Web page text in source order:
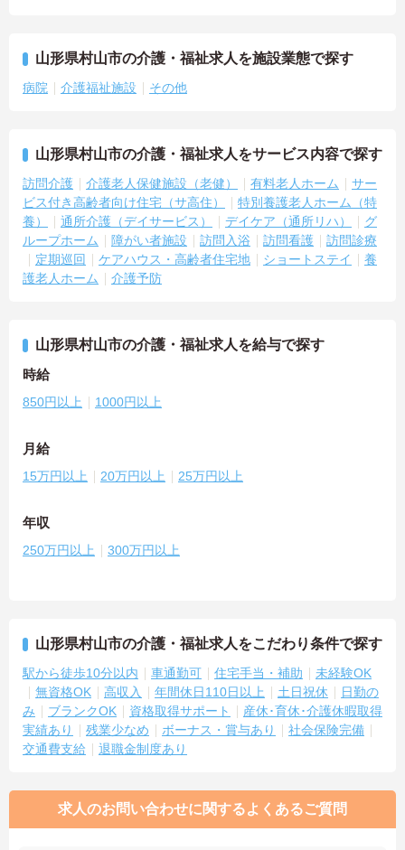
山形県村山市の介護・福祉求人を施設業態で探す
病院 介護福祉施設 その他
山形県村山市の介護・福祉求人をサービス内容で探す
訪問介護 介護老人保健施設（老健） 有料老人ホーム
サー
ビス付き高齢者向け住宅（サ高住）
特別養護老人ホーム（特
養）
通所介護（デイサービス） デイケア（通所リハ）
グ
ループホーム
障がい者施設 訪問入浴 訪問看護
訪問診療
定期巡回
ケアハウス・高齢者住宅地 ショートステイ
養
護老人ホーム
介護予防
山形県村山市の介護・福祉求人を給与で探す
時給
850円以上 1000円以上
月給
15万円以上 20万円以上 25万円以上
年収
250万円以上 300万円以上
山形県村山市の介護・福祉求人をこだわり条件で探す
駅から徒歩10分以内 車通勤可 住宅手当・補助
未経験OK
無資格OK
高収入 年間休日110日以上 土日祝休
日勤の
み
ブランクOK 資格取得サポート
産休･育休･介護休暇取得
実績あり
残業少なめ ボーナス・賞与あり
社会保険完備
交通費支給
退職金制度あり
求人のお問い合わせに関するよくあるご質問